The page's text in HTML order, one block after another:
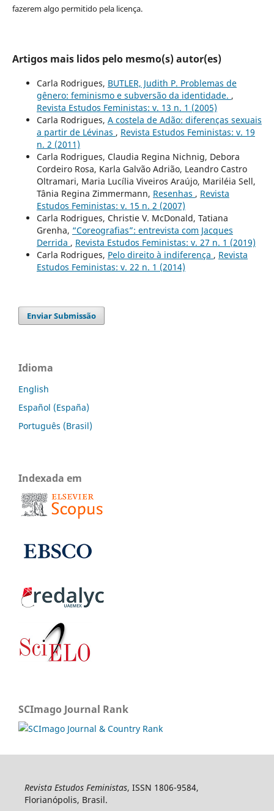
fazerem algo permitido pela licença.
Artigos mais lidos pelo mesmo(s) autor(es)
Carla Rodrigues, BUTLER, Judith P. Problemas de
gênero: feminismo e subversão da identidade. ,
Revista Estudos Feministas: v. 13 n. 1 (2005)
Carla Rodrigues, A costela de Adão: diferenças sexuais
a partir de Lévinas , Revista Estudos Feministas: v. 19
n. 2 (2011)
Carla Rodrigues, Claudia Regina Nichnig, Debora
Cordeiro Rosa, Karla Galvão Adrião, Leandro Castro
Oltramari, Maria Lucília Viveiros Araújo, Mariléia Sell,
Tânia Regina Zimmermann, Resenhas , Revista
Estudos Feministas: v. 15 n. 2 (2007)
Carla Rodrigues, Christie V. McDonald, Tatiana
Grenha, “Coreografias”: entrevista com Jacques
Derrida , Revista Estudos Feministas: v. 27 n. 1 (2019)
Carla Rodrigues, Pelo direito à indiferença , Revista
Estudos Feministas: v. 22 n. 1 (2014)
Enviar Submissão
Idioma
English
Español (España)
Português (Brasil)
Indexada em
SCImago Journal Rank
Revista Estudos Feministas, ISSN 1806-9584,
Florianópolis, Brasil.